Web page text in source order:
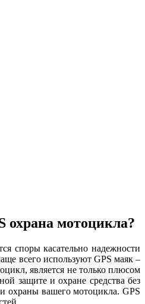
охрана мотоцикла?
споры касательно надежности
всего используют GPS маяк –
является не только плюсом
защите и охране средства без
охраны вашего мотоцикла. GPS